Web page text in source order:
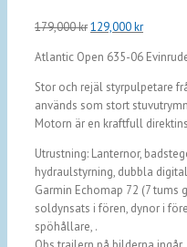
179,000krDet
priset
var:
179,000 kr.
129,000krDet
priset
129,000
Atlantic Open 635-06
Stor och rejäl styrpulpetare
används som stort
Motorn är en kraftfull
Utrustning: Lanternor,
hydraulstyrning, dubbla
Garmin Echomap 72 (7 tums
soldynsats i fören, dynor i
spöhållare, .